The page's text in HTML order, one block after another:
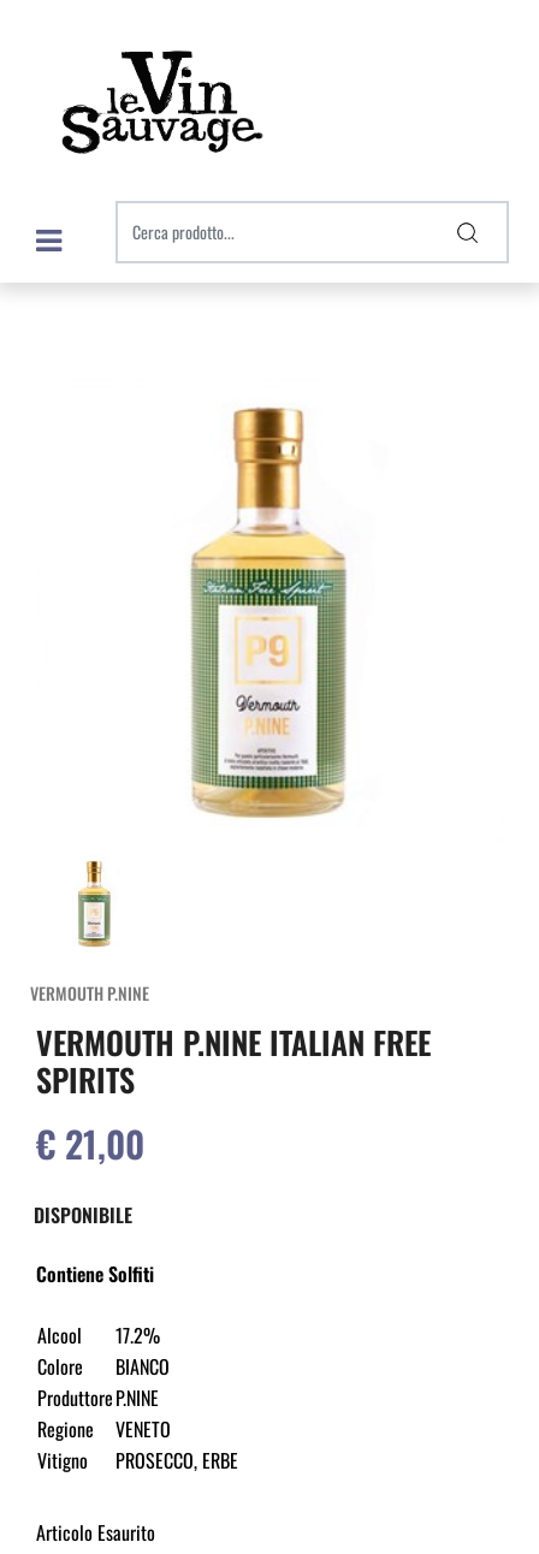
Open menu
VERMOUTH P.NINE
VERMOUTH P.NINE ITALIAN FREE
SPIRITS
€ 21,00
DISPONIBILE
Contiene Solfiti
Alcool
17.2%
Colore
BIANCO
ProduttoreP.NINE
Regione
VENETO
Vitigno
PROSECCO, ERBE
Articolo Esaurito